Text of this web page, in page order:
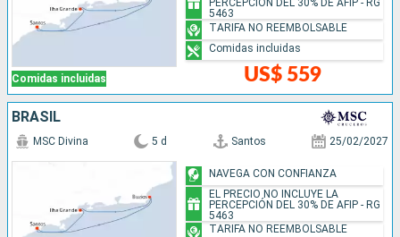
Comidas incluidas US$ 559
PERCEPCIÓN DEL 30% DE AFIP - RG
5463
TARIFA NO REEMBOLSABLE
Comidas incluidas
BRASIL
MSC Divina 5 d Santos 25/02/2027
NAVEGA CON CONFIANZA
EL PRECIO NO INCLUYE LA
PERCEPCIÓN DEL 30% DE AFIP - RG
5463
TARIFA NO REEMBOLSABLE